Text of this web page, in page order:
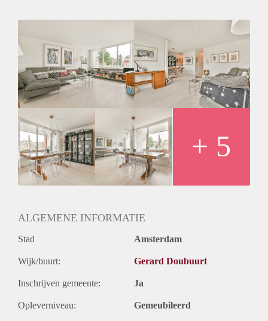
the house. The kitchen is fully equipped with all high-end
appliances and has a semi-open layout with the living room
and dining room area.
The home is very bright and has a West facing balcony
towards the Marie Heinekenplein square.
Specifications:
- Unfurnished but can be delivered furnished for an extra
monthly fee
- 80 m2
- 2 bedrooms
- Balcony
- Elevator in the building
- Bathroom & separate toilet
+ 5
ALGEMENE INFORMATIE
Stad Amsterdam
Wijk/buurt: Gerard Doubuurt
Inschrijven gemeente: Ja
Opleverniveau: Gemeubileerd